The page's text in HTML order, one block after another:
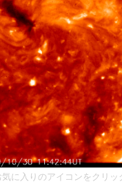
に入りのアイコンをクリッ